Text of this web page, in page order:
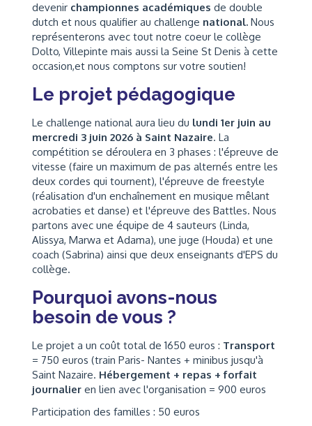
devenir championnes académiques de double
dutch et nous qualifier au challenge national. Nous
représenterons avec tout notre coeur le collège
Dolto, Villepinte mais aussi la Seine St Denis à cette
occasion,et nous comptons sur votre soutien!
Le projet pédagogique
Le challenge national aura lieu du lundi 1er juin au
mercredi 3 juin 2026 à Saint Nazaire. La
compétition se déroulera en 3 phases : l'épreuve de
vitesse (faire un maximum de pas alternés entre les
deux cordes qui tournent), l'épreuve de freestyle
(réalisation d'un enchaînement en musique mêlant
acrobaties et danse) et l'épreuve des Battles. Nous
partons avec une équipe de 4 sauteurs (Linda,
Alissya, Marwa et Adama), une juge (Houda) et une
coach (Sabrina) ainsi que deux enseignants d'EPS du
collège.
Pourquoi avons-nous
besoin de vous ?
Le projet a un coût total de 1650 euros : Transport
= 750 euros (train Paris- Nantes + minibus jusqu'à
Saint Nazaire. Hébergement + repas + forfait
journalier en lien avec l'organisation = 900 euros
Participation des familles : 50 euros